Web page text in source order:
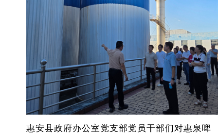
惠安县政府办公室党支部党员干部们对惠泉啤